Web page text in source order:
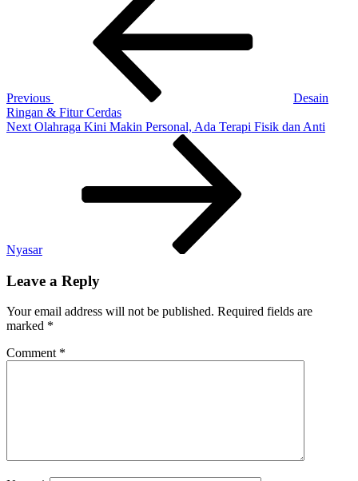
Jelajahi
Previous
Desain
Ringan & Fitur Cerdas
Next
Next Olahraga Kini Makin Personal, Ada Terapi Fisik dan Anti
Nyasar
Leave a Reply
Your email address will not be published. Required fields are
marked *
Comment *